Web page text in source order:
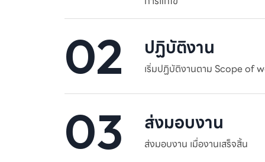
02 ปฏิบัติงาน
เริ่มปฏิบัติงานตาม Scope of
03 ส่งมอบงาน
ส่งมอบงาน เมื่องานเสร็จสิ้น